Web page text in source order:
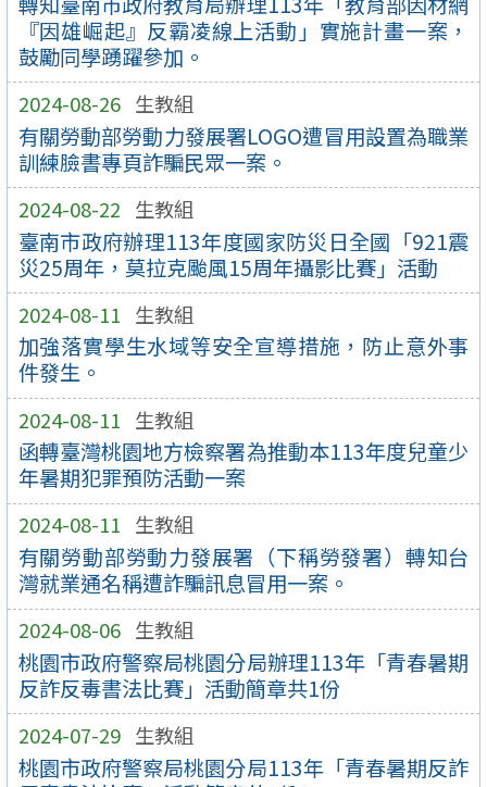
『因雄崛起』反霸凌線上活動」實施計畫一案，
鼓勵同學踴躍參加。
2024-08-26 生教組
有關勞動部勞動力發展署LOGO遭冒用設置為職業
訓練臉書專頁詐騙民眾一案。
2024-08-22 生教組
臺南市政府辦理113年度國家防災日全國「921震
災25周年，莫拉克颱風15周年攝影比賽」活動
2024-08-11 生教組
加強落實學生水域等安全宣導措施，防止意外事
件發生。
2024-08-11 生教組
函轉臺灣桃園地方檢察署為推動本113年度兒童少
年暑期犯罪預防活動一案
2024-08-11 生教組
有關勞動部勞動力發展署（下稱勞發署）轉知台
灣就業通名稱遭詐騙訊息冒用一案。
2024-08-06 生教組
桃園市政府警察局桃園分局辦理113年「青春暑期
反詐反毒書法比賽」活動簡章共1份
2024-07-29 生教組
桃園市政府警察局桃園分局113年「青春暑期反詐